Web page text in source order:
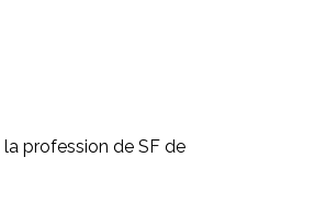
profession de SF de